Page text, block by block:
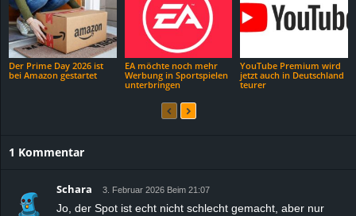
Der Prime Day 2026 ist
bei Amazon gestartet
EA möchte noch mehr
Werbung in Sportspielen
unterbringen
YouTube Premium wird
jetzt auch in Deutschland
teurer
1 Kommentar
Schara 3. Februar 2026 Beim 21:07
Jo, der Spot ist echt nicht schlecht gemacht, aber nur